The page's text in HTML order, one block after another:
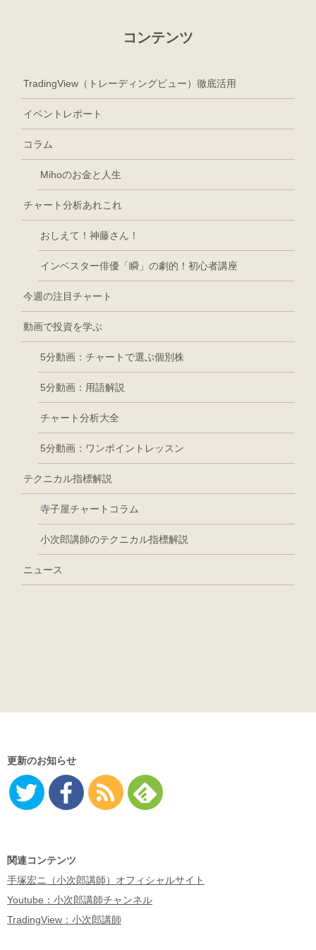
コンテンツ
TradingView（トレーディングビュー）徹底活用
イベントレポート
コラム
Mihoのお金と人生
チャート分析あれこれ
おしえて！神藤さん！
インベスター俳優「瞬」の劇的！初心者講座
今週の注目チャート
動画で投資を学ぶ
5分動画：チャートで選ぶ個別株
5分動画：用語解説
チャート分析大全
5分動画：ワンポイントレッスン
テクニカル指標解説
寺子屋チャートコラム
小次郎講師のテクニカル指標解説
ニュース
更新のお知らせ
関連コンテンツ
手塚宏ニ（小次郎講師）オフィシャルサイト
Youtube：小次郎講師チャンネル
TradingView：小次郎講師